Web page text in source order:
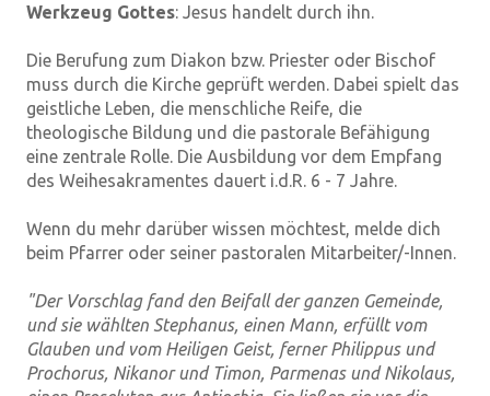
Werkzeug Gottes: Jesus handelt durch ihn.
Die Berufung zum Diakon bzw. Priester oder Bischof
muss durch die Kirche geprüft werden. Dabei spielt das
geistliche Leben, die menschliche Reife, die
theologische Bildung und die pastorale Befähigung
eine zentrale Rolle. Die Ausbildung vor dem Empfang
des Weihesakramentes dauert i.d.R. 6 - 7 Jahre.
Wenn du mehr darüber wissen möchtest, melde dich
beim Pfarrer oder seiner pastoralen Mitarbeiter/-Innen.
"Der Vorschlag fand den Beifall der ganzen Gemeinde,
und sie wählten Stephanus, einen Mann, erfüllt vom
Glauben und vom Heiligen Geist, ferner Philippus und
Prochorus, Nikanor und Timon, Parmenas und Nikolaus,